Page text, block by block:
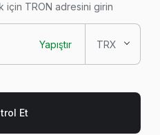
için TRON adresini girin
Yapıştır TRX